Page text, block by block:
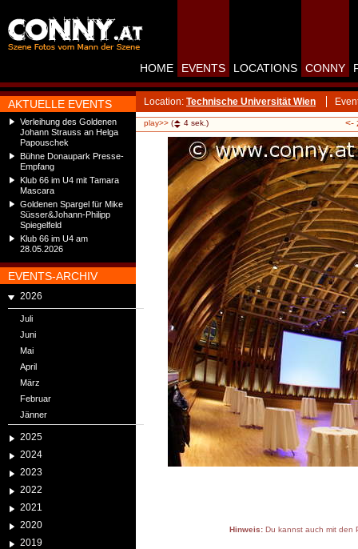
AKTUELLE EVENTS
Verleihung des Goldenen
Johann Strauss an Helga
Papouschek
Bühne Donaupark Presse-
Empfang
Klub 66 im U4 mit Tamara
Mascara
Goldenen Spargel für Mike
Süsser&Johann-Philipp
Spiegelfeld
Klub 66 im U4 am
28.05.2026
EVENTS-ARCHIV
2026
Juli
Juni
Mai
April
März
Februar
Jänner
2025
2024
2023
2022
2021
2020
2019
HOME EVENTS LOCATIONS CONNY
Location: Technische Universität Wien
play>> ( 4 sek.) <-
Hinweis:Du kannst auch mit den